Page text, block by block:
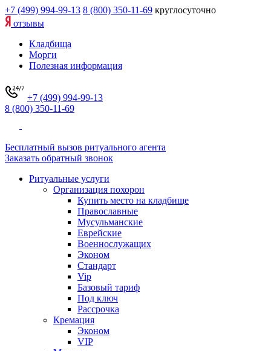
+7 (499) 994-99-13 8 (800) 350-11-69 круглосуточно
отзывы
Кладбища
Морги
Полезная информация
+7 (499) 994-99-13
8 (800) 350-11-69
Бесплатный вызов ритуального агента
Заказать обратный звонок
Ритуальные услуги
Организация похорон
Купить место на кладбище
Православные
Мусульманские
Еврейские
Военнослужащих
Эконом
Стандарт
Vip
Базовый тариф
Под ключ
Рассрочка
Кремация
Эконом
VIP